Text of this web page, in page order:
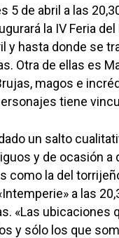
5 de abril a las
la IV Feria
y hasta donde se
Otra de ellas es
magos e
tiene
un salto
y de ocasión a
como la del
a las
«Las ubicaciones
y sólo los que